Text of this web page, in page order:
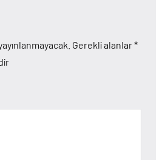
Gerekli alanlar*